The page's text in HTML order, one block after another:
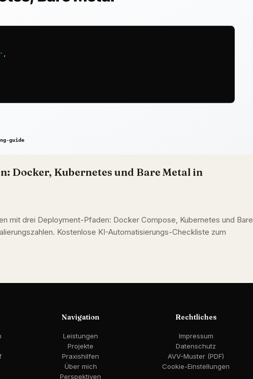
Docker, Kubernetes und Bare Metal in
mit drei Deployment-Pfaden: Docker Compose, Kubernetes und Bare
Kostenlose KI-Automatisierungs-Checkliste zum
Navigation
Leistungen
Projekte
Praxishilfen
Über mich
Perspektiven
Rechtliches
Impressum
Datenschutz
AVV-Muster (PDF)
Cookie-Einstellungen